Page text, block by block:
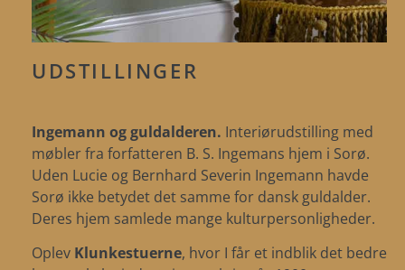
UDSTILLINGER
Ingemann og guldalderen. Interiørudstilling med
møbler fra forfatteren B. S. Ingemans hjem i Sorø.
Uden Lucie og Bernhard Severin Ingemann havde
Sorø ikke betydet det samme for dansk guldalder.
Deres hjem samlede mange kulturpersonligheder.
Oplev Klunkestuerne, hvor I får et indblik det bedre